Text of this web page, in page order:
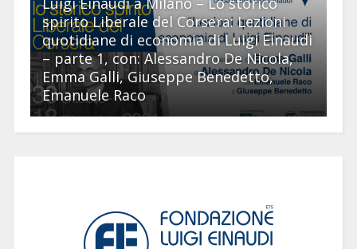
spirito Liberale del Corsera: Lezioni
quotidiane di economia di Luigi Einaudi
– parte 1, con: Alessandro De Nicola,
Emma Galli, Giuseppe Benedetto,
Emanuele Raco